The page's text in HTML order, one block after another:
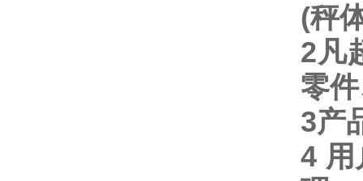
(秤
2凡
零
3产
4